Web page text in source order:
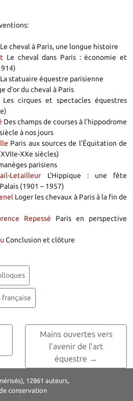
Le cheval à Paris, une longue histoire
Le cheval dans Paris : économie et
La statuaire équestre parisienne
d’or du cheval à Paris
Les cirques et spectacles équestres
Des champs de courses à l’hippodrome
à nos jours
Paris aux sources de l’Équitation de
XXe siècles)
parisiens
Letailleur L’Hippique : une fête
(1901 – 1957)
Loger les chevaux à Paris à la fin de
Repessé Paris en perspective
Conclusion et clôture
Mains ouvertes vers
l’avenir de l’art
équestre →
12861 auteurs,
conservation